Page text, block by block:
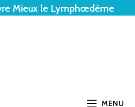
Mieux le Lymphœdème
MENU